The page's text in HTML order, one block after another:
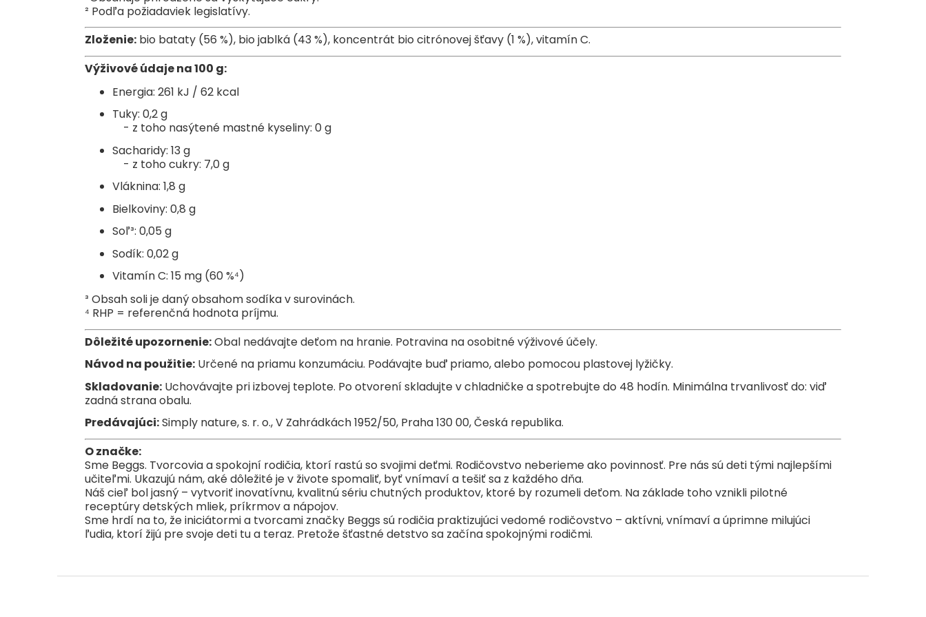
Sodík: 0,02 g
z každého dňa.
Náš cieľ bol jasný – vytvoriť inovatívnu, kvalitnú sériu chutných produktov,
ktoré by rozumeli deťom. Na základe toho vznikli pilotné receptúry detských
mliek, príkrmov a nápojov.
Sme hrdí na to, že iniciátormi a tvorcami značky Beggs sú rodičia praktizujúci
vedomé rodičovstvo – aktívni, vnímaví a úprimne milujúci ľudia, ktorí žijú pre
svoje deti tu a teraz. Pretože šťastné detstvo sa začína spokojnými rodičmi.
² Podľa požiadaviek legislatívy.
Zloženie: bio bataty (56 %), bio jablká (43 %), koncentrát bio citrónovej šťavy (1 %), vitamín C.
Výživové údaje na 100 g:
Energia: 261 kJ / 62 kcal
Tuky: 0,2 g
- z toho nasýtené mastné kyseliny: 0 g
Sacharidy: 13 g
- z toho cukry: 7,0 g
Vláknina: 1,8 g
Bielkoviny: 0,8 g
Soľ³: 0,05 g
Sodík: 0,02 g
Vitamín C: 15 mg (60 %⁴)
³ Obsah soli je daný obsahom sodíka v surovinách.
⁴ RHP = referenčná hodnota príjmu.
Dôležité upozornenie:Obal nedávajte deťom na hranie. Potravina na osobitné výživové účely.
Návod na použitie: Určené na priamu konzumáciu. Podávajte buď priamo, alebo pomocou plastovej lyžičky.
Skladovanie: Uchovávajte pri izbovej teplote. Po otvorení skladujte v chladničke a spotrebujte do 48 hodín. Minimálna trvanlivosť do: viď
zadná strana obalu.
Predávajúci:Simply nature, s. r. o., V Zahrádkách 1952/50, Praha 130 00, Česká republika.
O značke:
Sme Beggs. Tvorcovia a spokojní rodičia, ktorí rastú so svojimi deťmi. Rodičovstvo neberieme ako povinnosť. Pre nás sú deti tými najlepšími
učiteľmi. Ukazujú nám, aké dôležité je v živote spomaliť, byť vnímaví a tešiť sa z každého dňa.
Náš cieľ bol jasný – vytvoriť inovatívnu, kvalitnú sériu chutných produktov, ktoré by rozumeli deťom. Na základe toho vznikli pilotné
receptúry detských mliek, príkrmov a nápojov.
Sme hrdí na to, že iniciátormi a tvorcami značky Beggs sú rodičia praktizujúci vedomé rodičovstvo – aktívni, vnímaví a úprimne milujúci
ľudia, ktorí žijú pre svoje deti tu a teraz. Pretože šťastné detstvo sa začína spokojnými rodičmi.